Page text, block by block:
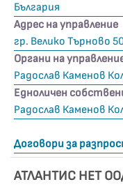
България
Адрес на управление
гр. Велико Търново
Органи на
Радослав Каменов
Едноличен
Радослав Каменов
Договори за
АТЛАНТИС НЕТ